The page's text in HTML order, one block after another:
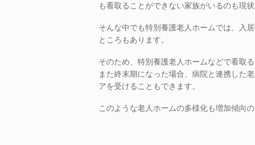
も看取ることができない家族がいるのも現状
そんな中でも特別養護老人ホームでは、入
ところもあります。
そのため、特別養護老人ホームなどで看取
また終末期になった場合、病院と連携した
アを受けることもできます。
このような老人ホームの多様化も増加傾向